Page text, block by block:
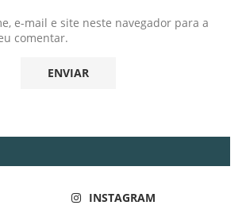
e-mail e site neste navegador para a
comentar.
INSTAGRAM